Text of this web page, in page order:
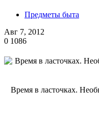
Предметы быта
Авг 7, 2012
0 1086
Время в ласточках.